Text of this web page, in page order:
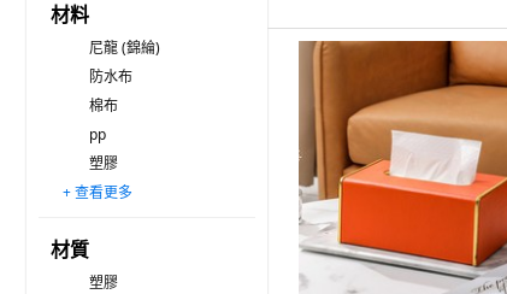
材料
尼龍 (錦綸)
防水布
棉布
pp
塑膠
鋼/不銹鋼
鋁
+ 查看更多
材質
塑膠